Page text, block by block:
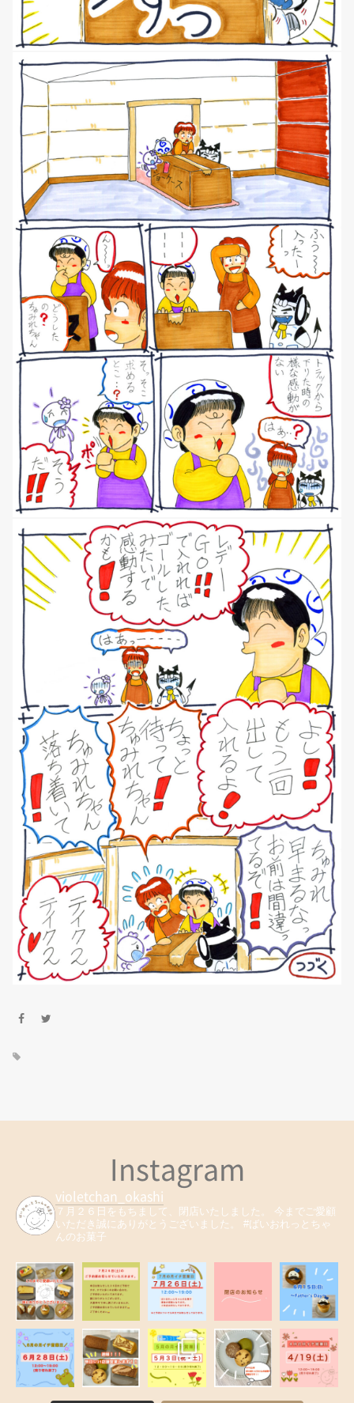
Instagram
violetchan_okashi
７月２６日をもちまして、閉店いたしました。
今までご愛顧
いただき誠にありがとうございました。
#ばいおれっとちゃ
んのお菓子